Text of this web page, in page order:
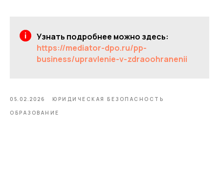
Узнать подробнее можно здесь:
https://mediator-dpo.ru/pp-
business/upravlenie-v-zdraoohranenii
05.02.2026
ЮРИДИЧЕСКАЯ БЕЗОПАСНОСТЬ
ОБРАЗОВАНИЕ